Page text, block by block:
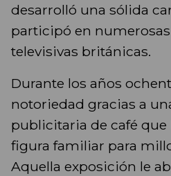
desarrolló una sólida
participó en
televisivas británicas.
Durante los años
notoriedad gracias a
publicitaria de café
figura familiar para
Aquella exposición le